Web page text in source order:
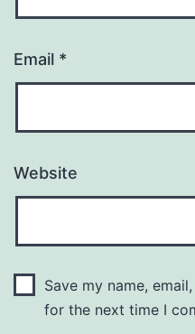
Email *
Website
Save my name,
for the next time I